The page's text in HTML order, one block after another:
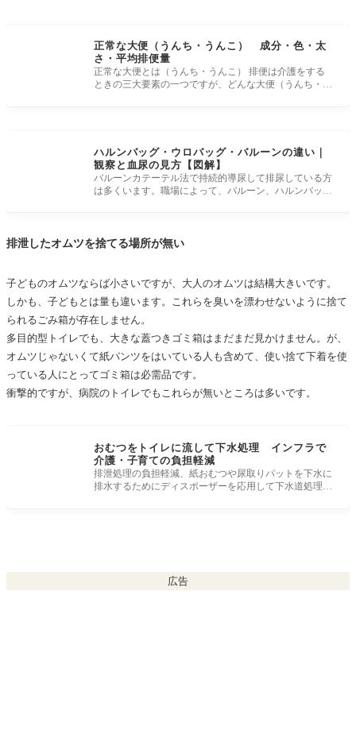
正常な大便（うんち・うんこ） 成分・色・太
さ・平均排便量
正常な大便とは（うんち・うんこ） 排便は介護をする
ときの三大要素の一つですが、どんな大便（うんち・う
ハルンバッグ・ウロバッグ・バルーンの違い｜
観察と血尿の見方【図解】
バルーンカテーテル法で持続的導尿して排尿している方
は多くいます。職場によって、バルーン、ハルンバッ
排泄したオムツを捨てる場所が無い
子どものオムツならば小さいですが、大人のオムツは結構大きいです。
しかも、子どもとは量も違います。これらを臭いを漂わせないように捨て
られるごみ箱が存在しません。
多目的型トイレでも、大きな蓋つきゴミ箱はまだまだ見かけません。が、
オムツじゃないくて紙パンツをはいている人も含めて、使い捨て下着を使
っている人にとってゴミ箱は必需品です。
衝撃的ですが、病院のトイレでもこれらが無いところは多いです。
おむつをトイレに流して下水処理 インフラで
介護・子育ての負担軽減
排泄処理の負担軽減、紙おむつや尿取りパットを下水に
排水するためにディスポーザーを応用して下水道処理す
広告